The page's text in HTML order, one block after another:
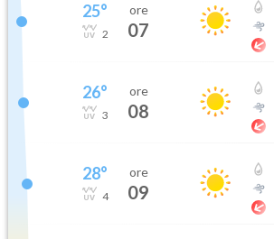
25°
2
ore
07
26°
3
ore
08
28°
4
ore
09